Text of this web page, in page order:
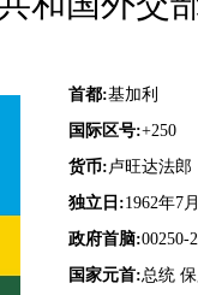
首都:基加利
国际区号:+250
货币: 卢旺达法郎
独立日:1962年7
政府首脑:00250-
国家元首:总统